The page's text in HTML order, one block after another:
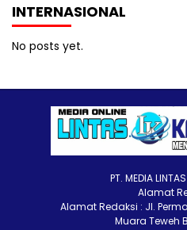
INTERNASIONAL
No posts yet.
PT. MEDIA
Alamat
Alamat Redaksi : Jl.
Muara Teweh